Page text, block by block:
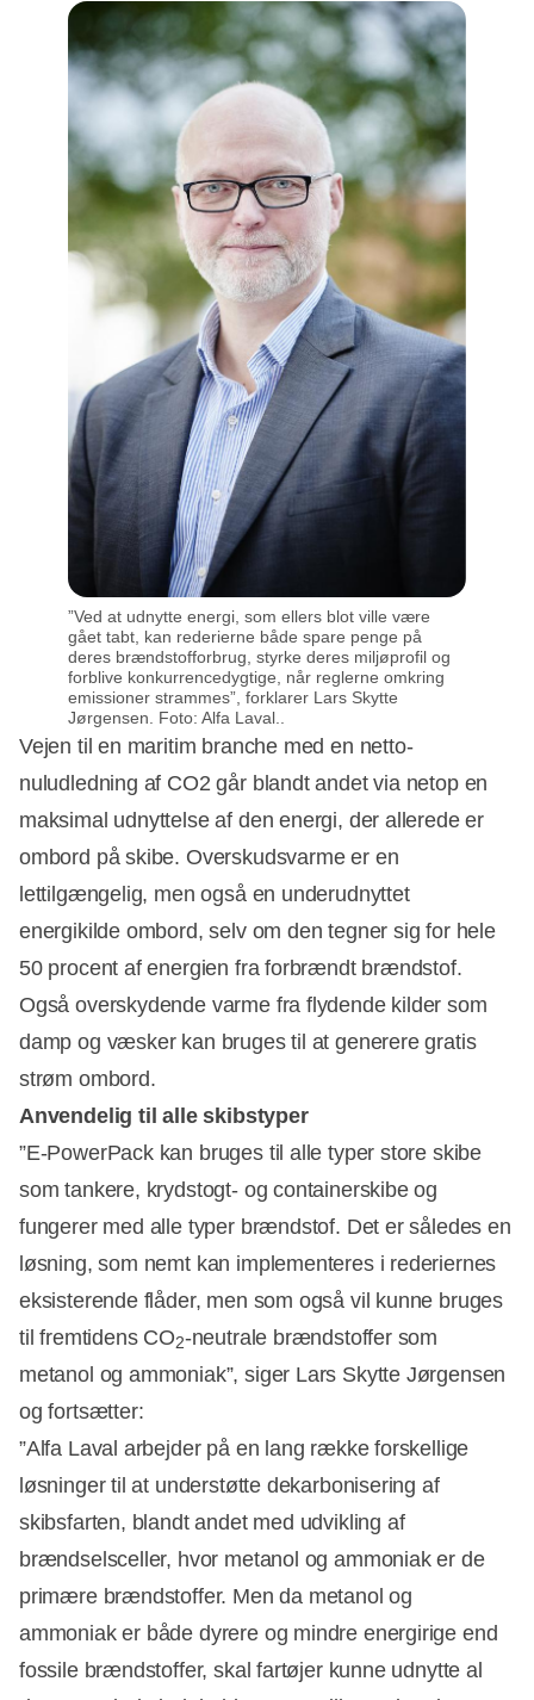
”Ved at udnytte energi, som ellers blot ville være
gået tabt, kan rederierne både spare penge på
deres brændstofforbrug, styrke deres miljøprofil og
forblive konkurrencedygtige, når reglerne omkring
emissioner strammes”, forklarer Lars Skytte
Jørgensen. Foto: Alfa Laval..
Vejen til en maritim branche med en netto-
nuludledning af CO2 går blandt andet via netop en
maksimal udnyttelse af den energi, der allerede er
ombord på skibe. Overskudsvarme er en
lettilgængelig, men også en underudnyttet
energikilde ombord, selv om den tegner sig for hele
50 procent af energien fra forbrændt brændstof.
Også overskydende varme fra flydende kilder som
damp og væsker kan bruges til at generere gratis
strøm ombord.
Anvendelig til alle skibstyper
”E-PowerPack kan bruges til alle typer store skibe
som tankere, krydstogt- og containerskibe og
fungerer med alle typer brændstof. Det er således en
løsning, som nemt kan implementeres i rederiernes
eksisterende flåder, men som også vil kunne bruges
til fremtidens CO2-neutrale brændstoffer som
metanol og ammoniak”, siger Lars Skytte Jørgensen
og fortsætter:
”Alfa Laval arbejder på en lang række forskellige
løsninger til at understøtte dekarbonisering af
skibsfarten, blandt andet med udvikling af
brændselsceller, hvor metanol og ammoniak er de
primære brændstoffer. Men da metanol og
ammoniak er både dyrere og mindre energirige end
fossile brændstoffer, skal fartøjer kunne udnytte al